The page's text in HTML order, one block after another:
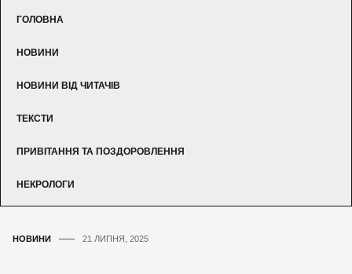
ГОЛОВНА
НОВИНИ
НОВИНИ ВІД ЧИТАЧІВ
ТЕКСТИ
ПРИВІТАННЯ ТА ПОЗДОРОВЛЕННЯ
НЕКРОЛОГИ
НОВИНИ 21 ЛИПНЯ, 2025